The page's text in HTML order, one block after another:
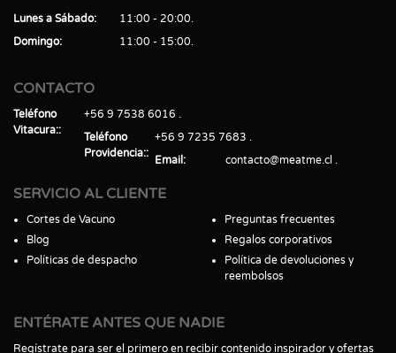
Lunes a Sábado
11:00 - 20:00
Domingo
11:00 - 15:00
CONTACTO
Teléfono
Vitacura:
+56 9 7538 6016
Teléfono
Providencia:
+56 9 7235 7683
Email
contacto@meatme.cl
SERVICIO AL CLIENTE
Cortes de Vacuno
Blog
Políticas de despacho
Preguntas frecuentes
Regalos corporativos
Política de devoluciones y
reembolsos
ENTÉRATE ANTES QUE NADIE
Regístrate para ser el primero en recibir contenido inspirador y ofertas